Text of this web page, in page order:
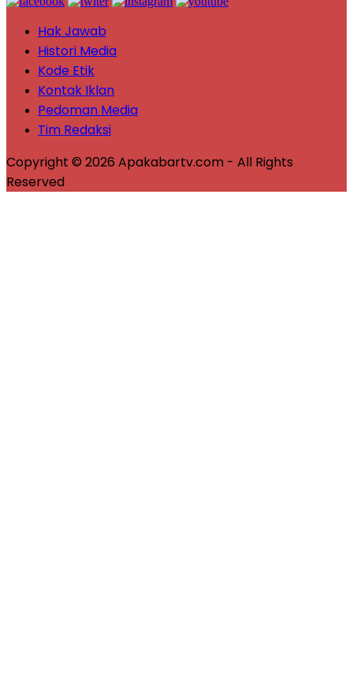
Hak Jawab
Histori Media
Kode Etik
Kontak Iklan
Pedoman Media
Tim Redaksi
Copyright © 2026 Apakabartv.com - All Rights
Reserved